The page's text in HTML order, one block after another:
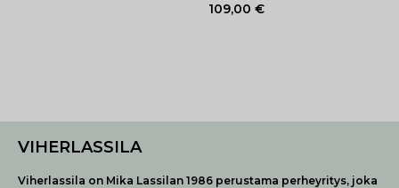
109,00 €
VIHERLASSILA
Viherlassila on Mika Lassilan 1986 perustama perheyritys, joka